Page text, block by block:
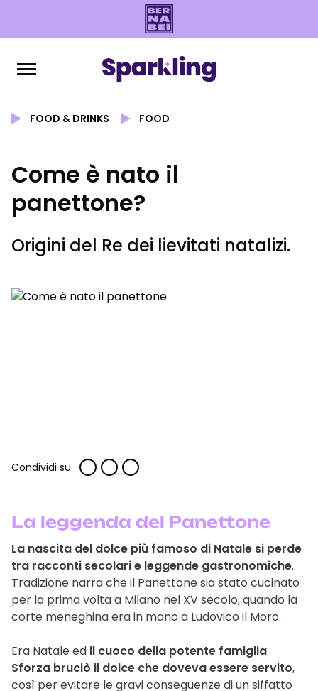
FOOD & DRINKS FOOD
Come è nato il
panettone?
Origini del Re dei lievitati natalizi.
Condividi su
La leggenda del Panettone
La nascita del dolce più famoso di Natale si perde
tra racconti secolari e leggende gastronomiche.
Tradizione narra che il Panettone sia stato cucinato
per la prima volta a Milano nel XV secolo, quando la
corte meneghina era in mano a Ludovico il Moro.
Era Natale ed il cuoco della potente famiglia
Sforza bruciò il dolce che doveva essere servito,
così per evitare le gravi conseguenze di un siffatto